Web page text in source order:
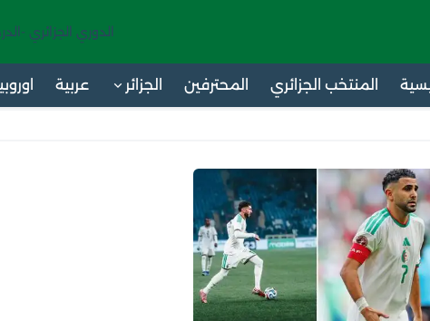
الدوري الجزائري -
المنتخب الجزائري المحترفين الجزائر عربية